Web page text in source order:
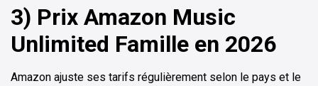
3) Prix Amazon Music
Unlimited Famille en 2026
Amazon ajuste ses tarifs régulièrement selon le pays et le